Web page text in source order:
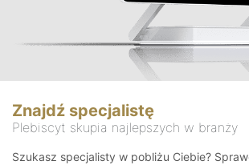
Znajdź specjalistę
Plebiscyt skupia najlepszych w branży
Szukasz specjalisty w pobliżu Ciebie?